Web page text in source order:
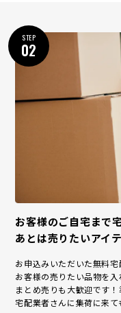
STEP
02
お客様のご自宅まで
あとは売りたいアイ
お申込みいただいた無料
お客様の売りたい品物を入
まとめ売りも大歓迎です
宅配業者さんに集荷に来て